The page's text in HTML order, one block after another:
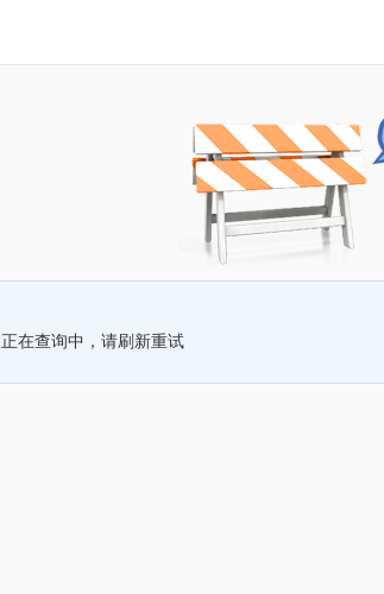
正在查询中，请刷新重试